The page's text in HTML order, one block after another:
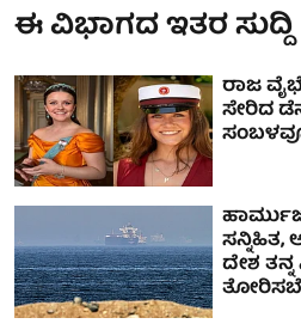
ಈ ವಿಭಾಗದ ಇತರ ಸುದ್ದಿ
ರಾಜ
ಸೇರಿದ
ದೇಶ